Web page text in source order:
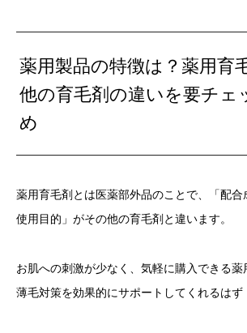
薬用製品の特徴は？薬用育
他の育毛剤の違いを要チェ
め
薬用育毛剤とは医薬部外品のことで、「配合
使用目的」がその他の育毛剤と違います。
お肌への刺激が少なく、気軽に購入できる
薄毛対策を効果的にサポートしてくれるはず